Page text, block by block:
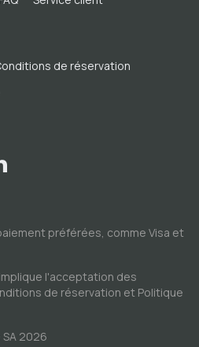
de réservation
préférées, comme Visa et
l'acceptation des
de réservation et Politique
2026